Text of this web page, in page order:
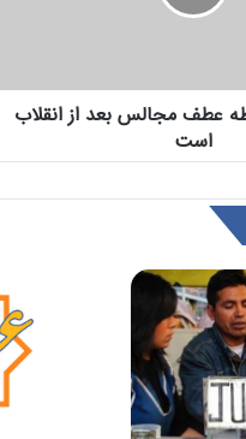
عطف مجالس بعد از انقلاب
است